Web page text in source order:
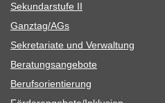
Sekun­dar­stufe II
Ganztag/​​AGs
Sekre­ta­riate und Verwaltung
Bera­tungs­an­ge­bote
Berufs­ori­en­tie­rung